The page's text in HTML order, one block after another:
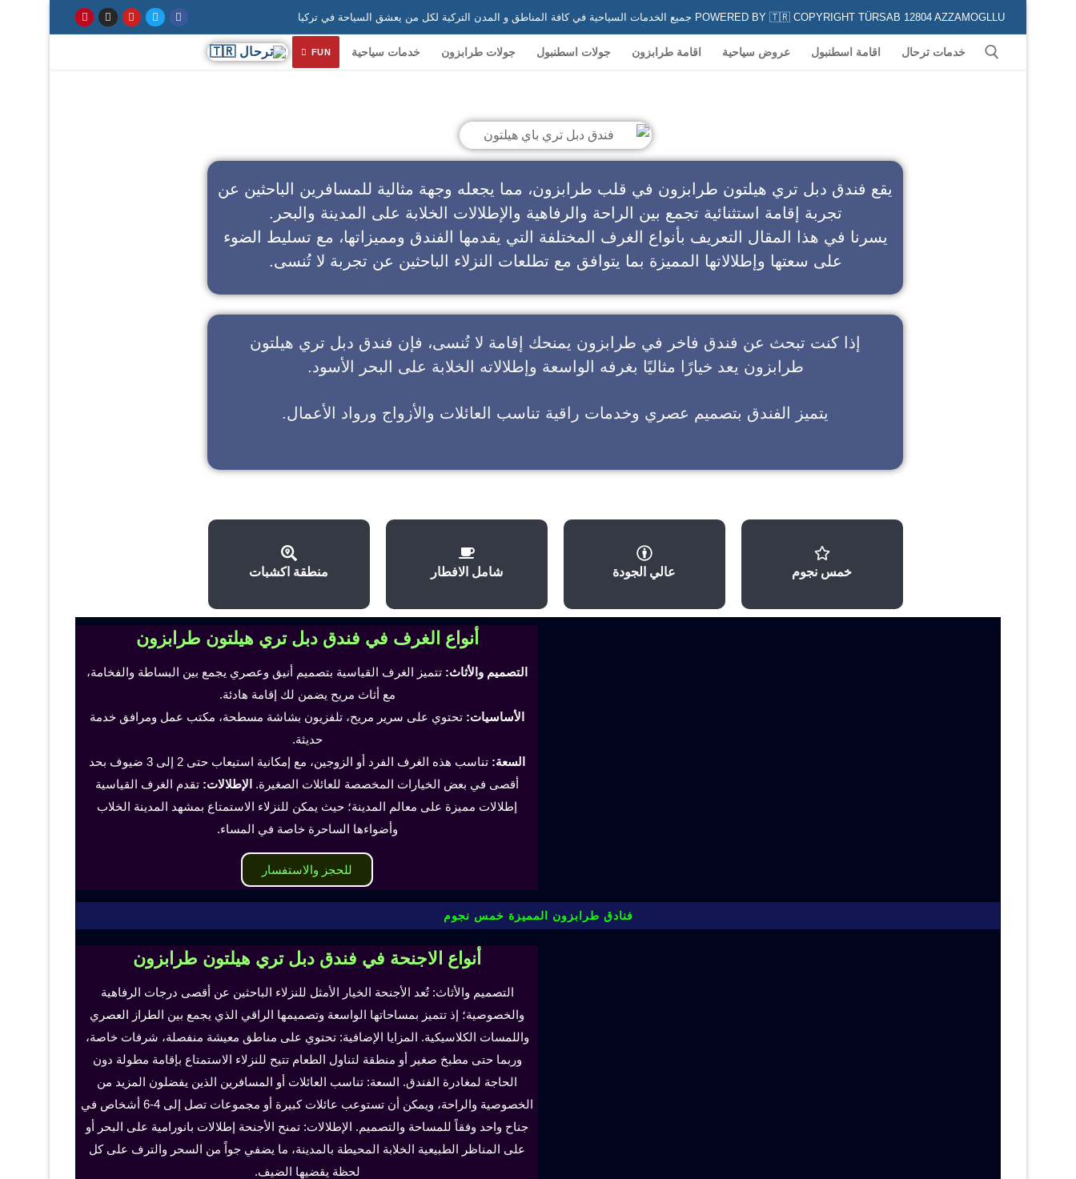
POWERED BY 🇹🇷 COPYRIGHT TÜRSAB 12804 AZZAMOGLLU جميع الخدمات السياحية في كافة المناطق و المدن التركية لكل من يعشق السياحة في تركيا
خدمات ترحال اقامة اسطنبول عروض سياحية اقامة طرابزون جولات اسطنبول جولات طرابزون خدمات سياحية FUN
يقع فندق دبل تري هيلتون طرابزون في قلب طرابزون، مما يجعله وجهة مثالية للمسافرين الباحثين عن
تجربة إقامة استثنائية تجمع بين الراحة والرفاهية والإطلالات الخلابة على المدينة والبحر.
يسرنا في هذا المقال التعريف بأنواع الغرف المختلفة التي يقدمها الفندق ومميزاتها، مع تسليط الضوء
على سعتها وإطلالاتها المميزة بما يتوافق مع تطلعات النزلاء الباحثين عن تجربة لا تُنسى.
إذا كنت تبحث عن فندق فاخر في طرابزون يمنحك إقامة لا تُنسى، فإن فندق دبل تري هيلتون
طرابزون يعد خيارًا مثاليًا بغرفه الواسعة وإطلالاته الخلابة على البحر الأسود.
يتميز الفندق بتصميم عصري وخدمات راقية تناسب العائلات والأزواج ورواد الأعمال.
خمس نجوم عالي الجودة شامل الافطار منطقة اكشبات
أنواع الغرف في فندق دبل تري هيلتون طرابزون
التصميم والأثاث: تتميز الغرف القياسية بتصميم أنيق وعصري يجمع بين البساطة والفخامة،
مع أثاث مريح يضمن لك إقامة هادئة.
الأساسيات: تحتوي على سرير مريح، تلفزيون بشاشة مسطحة، مكتب عمل ومرافق خدمة
حديثة.
السعة:
تناسب هذه الغرف الفرد أو الزوجين، مع إمكانية استيعاب حتى 2 إلى 3 ضيوف بحد
أقصى في بعض الخيارات المخصصة للعائلات الصغيرة. الإطلالات: تقدم الغرف القياسية
إطلالات مميزة على معالم المدينة؛ حيث يمكن للنزلاء الاستمتاع بمشهد المدينة الخلاب
وأضواءها الساحرة خاصة في المساء.
للحجز والاستفسار
فنادق طرابزون المميزة خمس نجوم
أنواع الاجنحة في فندق دبل تري هيلتون طرابزون
التصميم والأثاث: تُعد الأجنحة الخيار الأمثل للنزلاء الباحثين عن أقصى درجات الرفاهية
والخصوصية؛ إذ تتميز بمساحاتها الواسعة وتصميمها الراقي الذي يجمع بين الطراز العصري
واللمسات الكلاسيكية. المزايا الإضافية: تحتوي على مناطق معيشة منفصلة، شرفات خاصة،
وربما حتى مطبخ صغير أو منطقة لتناول الطعام تتيح للنزلاء الاستمتاع بإقامة مطولة دون
الحاجة لمغادرة الفندق. السعة: تناسب العائلات أو المسافرين الذين يفضلون المزيد من
الخصوصية والراحة، ويمكن أن تستوعب عائلات كبيرة أو مجموعات تصل إلى 4-6 أشخاص في
جناح واحد وفقاً للمساحة والتصميم. الإطلالات: تمنح الأجنحة إطلالات بانورامية على البحر أو
على المناظر الطبيعية الخلابة المحيطة بالمدينة، ما يضفي جواً من السحر والترف على كل
لحظة يقضيها الضيف.